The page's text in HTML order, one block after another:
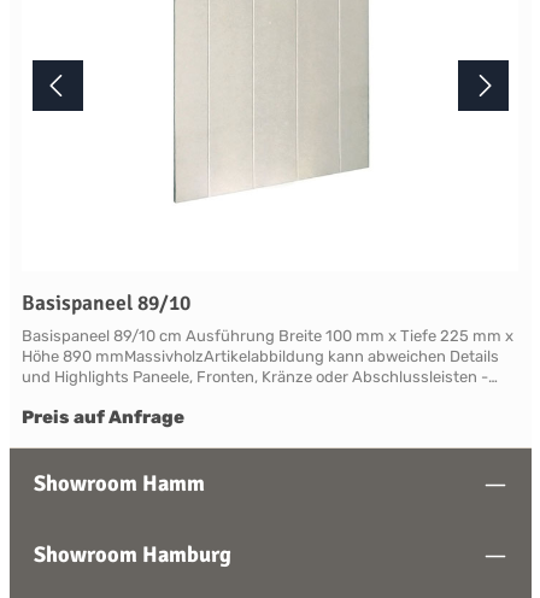
Basispaneel 89/10
Basispaneel 89/10 cm Ausführung Breite 100 mm x Tiefe 225 mm x
Höhe 890 mmMassivholzArtikelabbildung kann abweichen Details
und Highlights Paneele, Fronten, Kränze oder Abschlussleisten -
Modellen mit variablen Ausstattungen und DimensionenNahezu
Service Die Palette der eleganten, handwerklichen Lackfarben von
mischen. Jedes Möbelstück von Neptune kann in Ihrem
Wunschfarbton aus der Neptune Farbkollektion gestrichen werden -
Preis auf Anfrage
Showroom Hamm
Showroom Hamburg